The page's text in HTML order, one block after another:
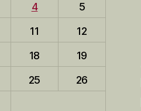
4
5
11
12
18
19
25
26